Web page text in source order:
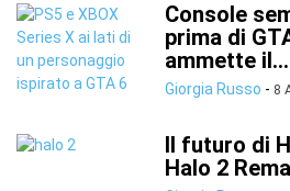
Console
prima di
ammette il...
Giorgia Russo - 8
Il futuro di
Halo 2